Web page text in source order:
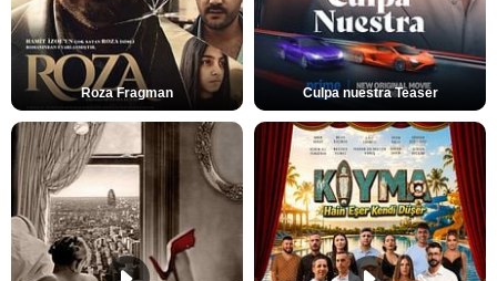
Roza Fragman Culpa nuestra Teaser